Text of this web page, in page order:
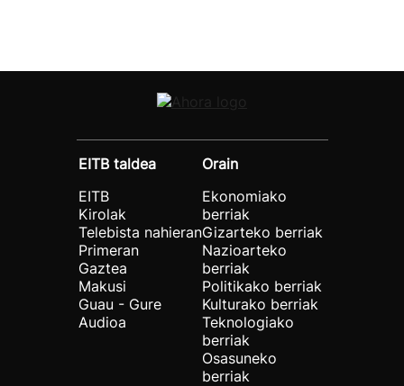
EITB taldea
EITB
Kirolak
Telebista nahieran
Primeran
Gaztea
Makusi
Guau - Gure
Audioa
Orain
Ekonomiako
berriak
Gizarteko berriak
Nazioarteko
berriak
Politikako berriak
Kulturako berriak
Teknologiako
berriak
Osasuneko
berriak